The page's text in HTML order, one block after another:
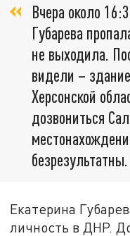
Вчера около
Губарева
не выходила.
видели –
Херсонской
дозвониться
безрезультатны.
Екатерина
личность в ДНР.